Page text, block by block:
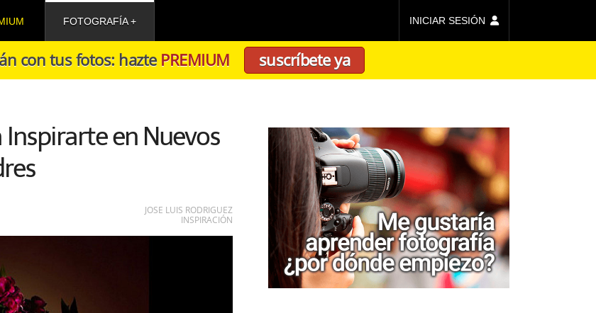
FOTOGRAFÍA INICIAR SESIÓN
con tus fotos: hazte PREMIUM suscríbete ya
en Nuevos
JOSE LUIS RODRIGUEZ
INSPIRACIÓN